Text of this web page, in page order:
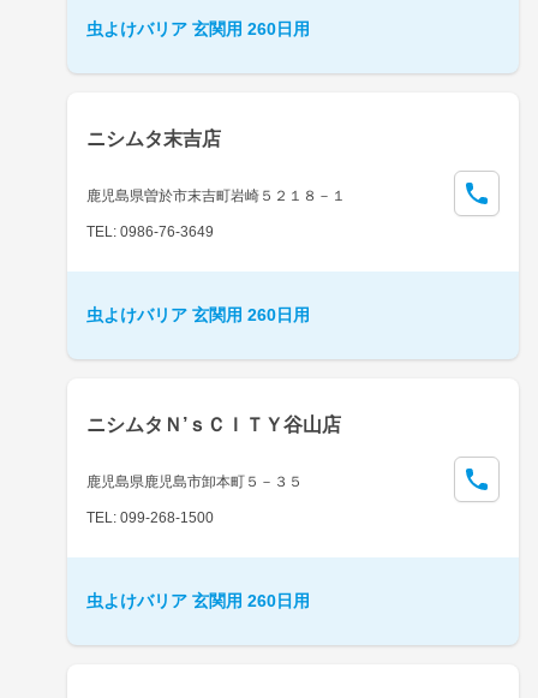
虫よけバリア 玄関用 260日用
ニシムタ末吉店
鹿児島県曽於市末吉町岩崎５２１８－１
TEL: 0986-76-3649
虫よけバリア 玄関用 260日用
ニシムタＮ’ｓＣＩＴＹ谷山店
鹿児島県鹿児島市卸本町５－３５
TEL: 099-268-1500
虫よけバリア 玄関用 260日用